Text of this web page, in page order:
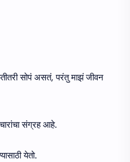
सोपं असतं, परंतु माझं जीवन
संग्रह आहे.
येतो.